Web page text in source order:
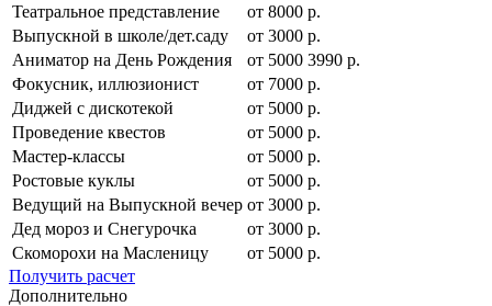
Театральное представление
от 8000 р.
Выпускной в школе/дет.саду
от 3000 р.
Аниматор на День Рождения
от 5000 3990 р.
Фокусник, иллюзионист
от 7000 р.
Диджей с дискотекой
от 5000 р.
Проведение квестов
от 5000 р.
Мастер-классы
от 5000 р.
Ростовые куклы
от 5000 р.
Ведущий на Выпускной вечер от 3000 р.
Дед мороз и Снегурочка
от 3000 р.
Скоморохи на Масленицу
от 5000 р.
Получить расчет
Дополнительно